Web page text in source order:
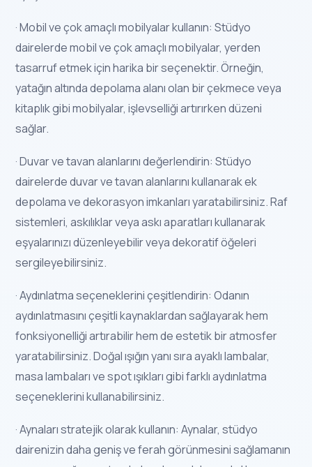
· Mobil ve çok amaçlı mobilyalar kullanın: Stüdyo
dairelerde mobil ve çok amaçlı mobilyalar, yerden
tasarruf etmek için harika bir seçenektir. Örneğin,
yatağın altında depolama alanı olan bir çekmece veya
kitaplık gibi mobilyalar, işlevselliği artırırken düzeni
sağlar.
· Duvar ve tavan alanlarını değerlendirin: Stüdyo
dairelerde duvar ve tavan alanlarını kullanarak ek
depolama ve dekorasyon imkanları yaratabilirsiniz. Raf
sistemleri, askılıklar veya askı aparatları kullanarak
eşyalarınızı düzenleyebilir veya dekoratif öğeleri
sergileyebilirsiniz.
· Aydınlatma seçeneklerini çeşitlendirin: Odanın
aydınlatmasını çeşitli kaynaklardan sağlayarak hem
fonksiyonelliği artırabilir hem de estetik bir atmosfer
yaratabilirsiniz. Doğal ışığın yanı sıra ayaklı lambalar,
masa lambaları ve spot ışıkları gibi farklı aydınlatma
seçeneklerini kullanabilirsiniz.
· Aynaları stratejik olarak kullanın: Aynalar, stüdyo
dairenizin daha geniş ve ferah görünmesini sağlamanın